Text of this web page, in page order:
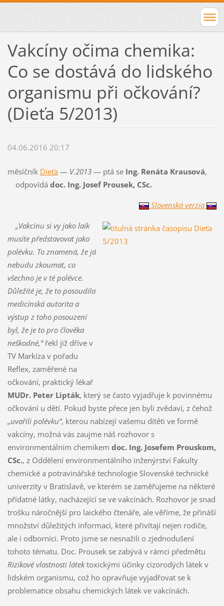
Vakcíny očima chemika:
Co se dostává do lidského
organismu při očkování?
(Dieťa 5/2013)
04.06.2016 20:17
měsíčník Dieťa— V.2013— ptá se Ing. Renáta Krausová,
odpovídá doc. Ing. Josef Prousek, CSc.
Slovenská verzia
„Vakcínu si vy jako laik
musíte představovat jako
polévku. To znamená, že já
nebudu zkoumat, co
všechno je v té polévce.
Důležité je, že to posoudila
medicínská autorita a
výstup z toho posouzení
byl, že je to pro člověka
neškodné,“řekl již dříve v
TV Markíza v pořadu
Reflex, zaměřené na
očkování, praktický lékař
MUDr. Peter Lipták, který se často vyjadřuje k povinnému
očkování u dětí. Pokud byste přece jen byli zvědaví, z čehož
„uvařili polévku“, kterou nabízejí vašemu dítěti ve formě
vakcíny, možná vás zaujme náš rozhovor s
environmentálním chemikem doc. Ing. Josefem Prouskom,
CSc., z Oddělení environmentálního inženýrství Fakulty
chemické a potravinářské technologie Slovenské technické
univerzity v Bratislavě, ve kterém se zaměřujeme na některé
přídatné látky, nacházející se ve vakcínách. Rozhovor je snad
trošku náročnější pro laického čtenáře, ale věříme, že přináší
množství důležitých informací, které přivítají nejen rodiče,
ale i odborníci. Proto jsme se nesnažili o zjednodušení
tohoto tématu. Doc. Prousek se zabývá v rámci předmětu
Rizikové vlastnosti látektoxickými účinky cizorodých látek v
lidském organismu, což ho opravňuje vyjadřovat se k
problematice obsahu chemických látek ve vakcínách.